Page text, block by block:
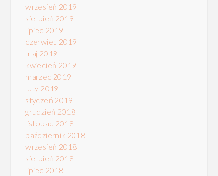
wrzesień 2019
sierpień 2019
lipiec 2019
czerwiec 2019
maj 2019
kwiecień 2019
marzec 2019
luty 2019
styczeń 2019
grudzień 2018
listopad 2018
październik 2018
wrzesień 2018
sierpień 2018
lipiec 2018